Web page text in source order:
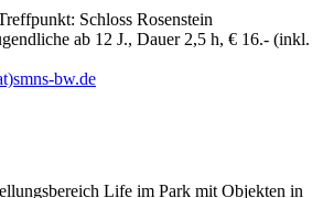
Schloss Rosenstein
ab 12 J., Dauer 2,5 h, € 16.- (inkl.
bw.de